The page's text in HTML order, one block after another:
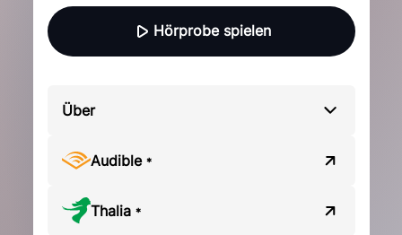
Hörprobe spielen
Über
Audible *
Thalia *